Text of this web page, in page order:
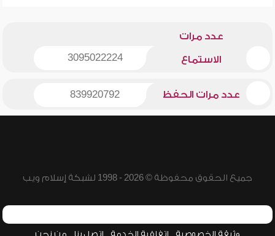
عدد مرات
الاستماع 3095022224
عدد مرات الحفظ 839920792
جميع الحقوق محفوظة © 2026 - 1998 لشبكة إسلام ويب
وثيقة الخصوصية اتفاقية الخدمة اتصل بنا من نحن